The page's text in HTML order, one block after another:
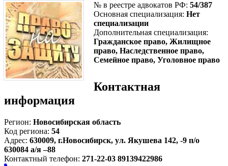
№ в реестре адвокатов РФ: 54/387
Основная специализация: Нет
специализации
Дополнительная специализация:
Гражданское право, Жилищное
право, Наследственное право,
Семейное право, Уголовное право
Контактная
информация
Регион: Новосибирская область
Код региона: 54
Адрес: 630009, г.Новосибирск, ул. Якушева 142, -9 п/о
630084 а/я –88
Контактный телефон: 271-22-03 89139422986